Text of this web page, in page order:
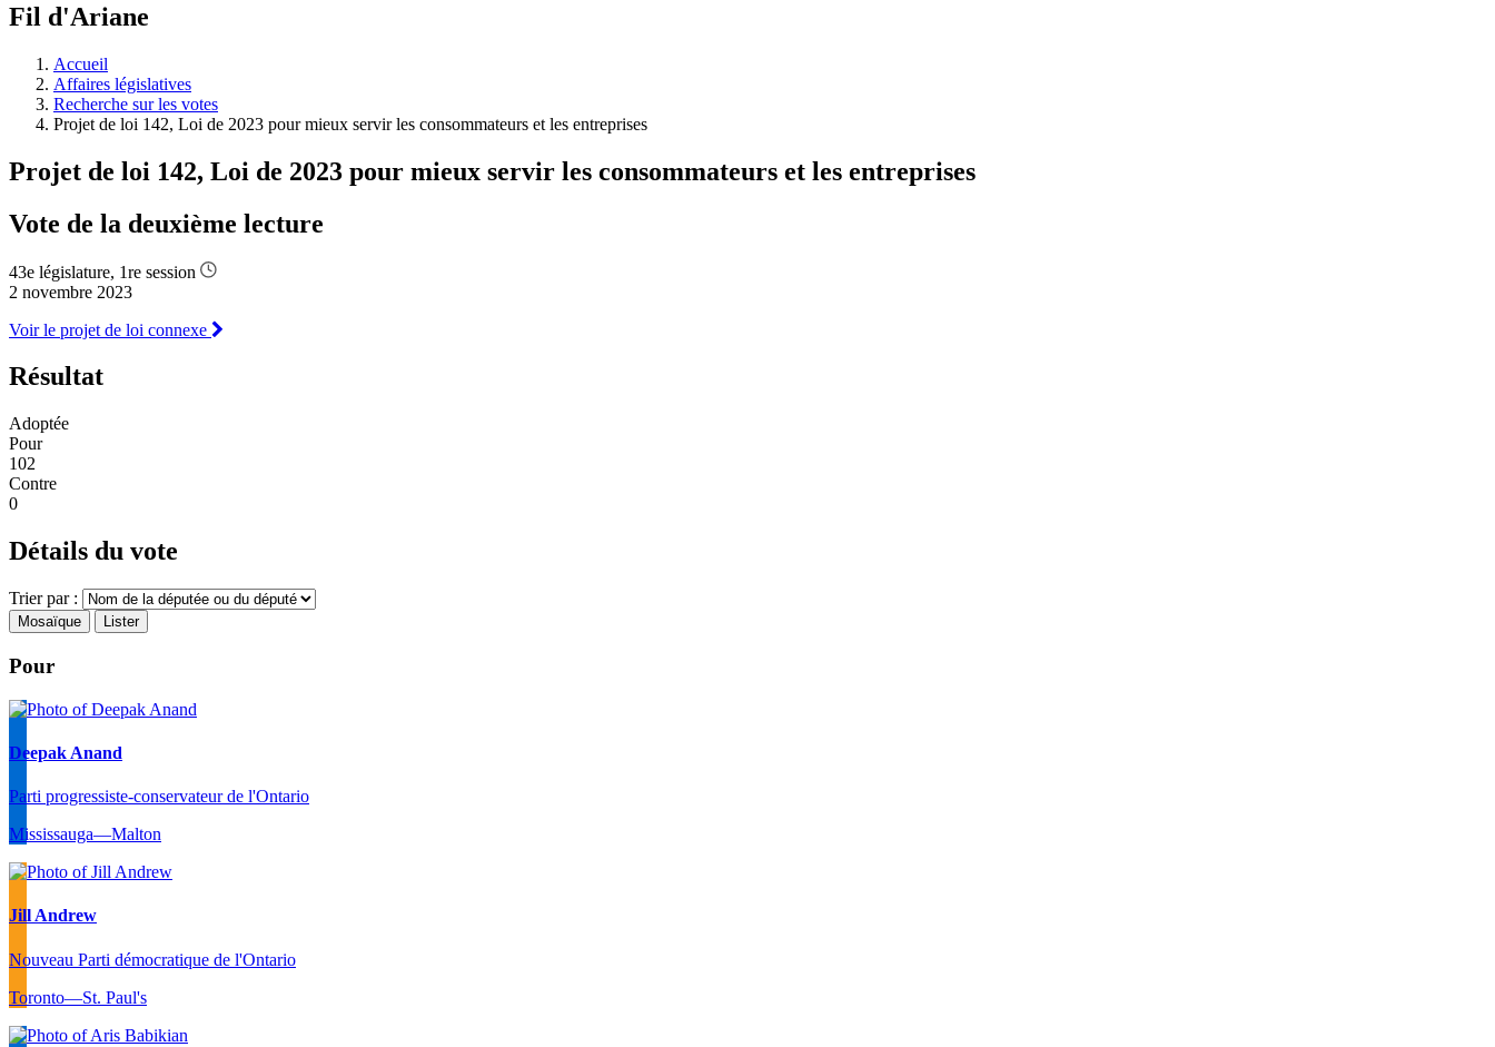
découvrir
l'Assemblée
législative.
Fil d'Ariane
Accueil
Affaires législatives
Recherche sur les votes
Projet de loi 142, Loi de 2023 pour mieux servir les consommateurs et les entreprises
Projet de loi 142, Loi de 2023 pour mieux servir les consommateurs et les entreprises
Vote de la deuxième lecture
43e législature, 1re session
2 novembre 2023
Voir le projet de loi connexe
Résultat
Adoptée
Pour
102
Contre
0
Détails du vote
Trier par :
Mosaïque Lister
Pour
Deepak Anand
Parti progressiste-conservateur de l'Ontario
Mississauga—Malton
Jill Andrew
Nouveau Parti démocratique de l'Ontario
Toronto—St. Paul's